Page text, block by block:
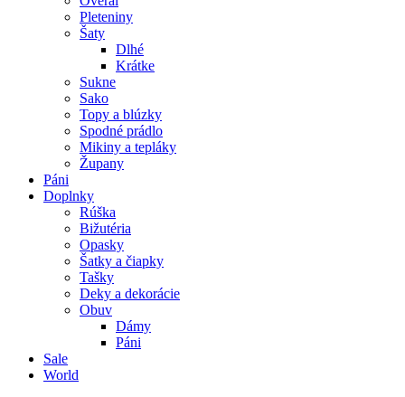
Pleteniny
Šaty
Dlhé
Krátke
Sukne
Sako
Topy a blúzky
Spodné prádlo
Mikiny a tepláky
Župany
Páni
Doplnky
Rúška
Bižutéria
Opasky
Šatky a čiapky
Tašky
Deky a dekorácie
Obuv
Dámy
Páni
Sale
World